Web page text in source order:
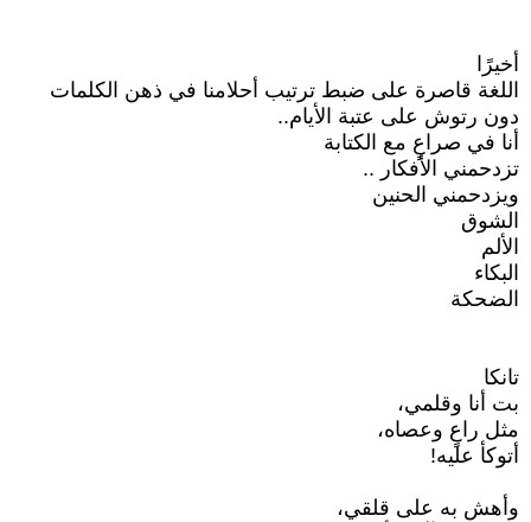
أخيرًا
اللغة قاصرة على ضبط ترتيب أحلامنا في ذهن الكلمات
دون رتوش على عتبة الأيام..
أنا في صراعٍ مع الكتابة
تزدحمني الأفكار ..
ويزدحمني الحنين
الشوق
الألم
البكاء
الضحكة
تانكا
بت أنا وقلمي،
مثل راعٍ وعصاه،
أتوكأ عليه!
وأهش به على قلقي،